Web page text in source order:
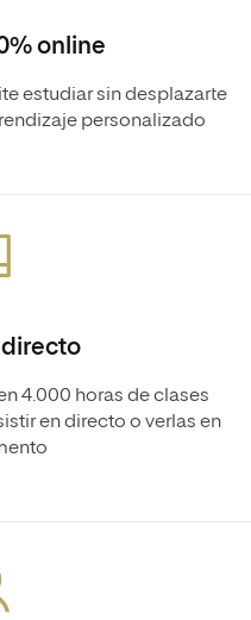
online
estudiar sin desplazarte
personalizado
directo
4.000 horas de clases
en directo o verlas en